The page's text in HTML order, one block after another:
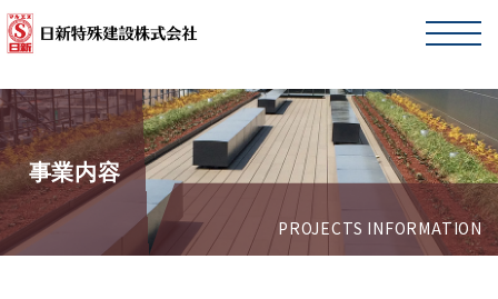
事業内容
PROJECTS INFORMATION